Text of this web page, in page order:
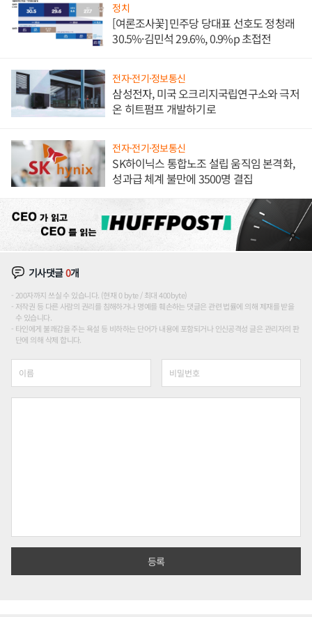
정치
[여론조사꽃] 민주당 당대표 선호도 정청래
30.5%·김민석 29.6%, 0.9%p 초접전
전자·전기·정보통신
삼성전자, 미국 오크리지국립연구소와 극저
온 히트펌프 개발하기로
전자·전기·정보통신
SK하이닉스 통합노조 설립 움직임 본격화,
성과급 체계 불만에 3500명 결집
기사댓글0개
200자까지 쓰실 수 있습니다. (현재 0 byte / 최대 400byte)
저작권 등 다른 사람의 권리를 침해하거나 명예를 훼손하는 댓글은 관련 법률에 의해 제재를 받을
수 있습니다.
타인에게 불쾌감을 주는 욕설 등 비하하는 단어가 내용에 포함되거나 인신공격성 글은 관리자의 판
단에 의해 삭제 합니다.